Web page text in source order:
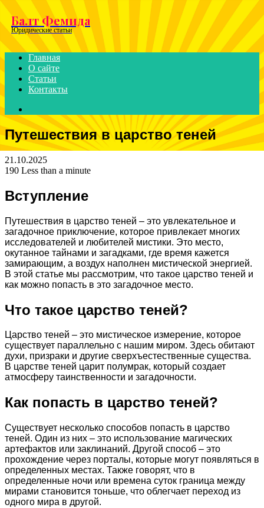
Menu
Балт Фемида
Юридические статьи
Главная
О сайте
Статьи
Контакты
for
Путешествия в царство теней
21.10.2025
190 Less than a minute
Вступление
Путешествия в царство теней – это увлекательное и
загадочное приключение, которое привлекает многих
исследователей и любителей мистики. Это место,
окутанное тайнами и загадками, где время кажется
замирающим, а воздух наполнен мистической энергией.
В этой статье мы рассмотрим, что такое царство теней и
как можно попасть в это загадочное место.
Что такое царство теней?
Царство теней – это мистическое измерение, которое
существует параллельно с нашим миром. Здесь обитают
духи, призраки и другие сверхъестественные существа.
В царстве теней царит полумрак, который создает
атмосферу таинственности и загадочности.
Как попасть в царство теней?
Существует несколько способов попасть в царство
теней. Один из них – это использование магических
артефактов или заклинаний. Другой способ – это
прохождение через порталы, которые могут появляться в
определенных местах. Также говорят, что в
определенные ночи или времена суток граница между
мирами становится тоньше, что облегчает переход из
одного мира в другой.